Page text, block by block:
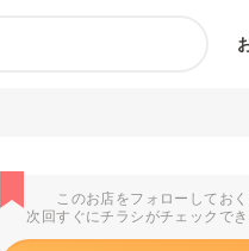
このお店をフォローしておく
次回すぐにチラシがチェックでき